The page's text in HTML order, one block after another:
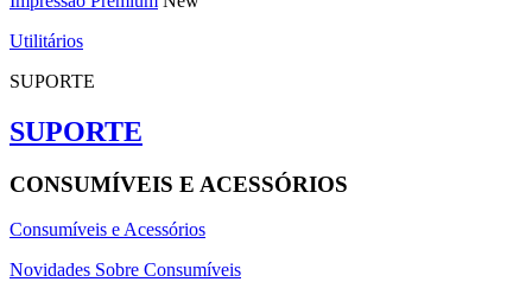
Utilitários
SUPORTE
SUPORTE
CONSUMÍVEIS E ACESSÓRIOS
Consumíveis e Acessórios
Novidades Sobre Consumíveis